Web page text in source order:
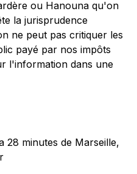
ou Hanouna qu'on
la jurisprudence
ne peut pas critiquer les
payé par nos impôts
l'information dans une
28 minutes de Marseille,